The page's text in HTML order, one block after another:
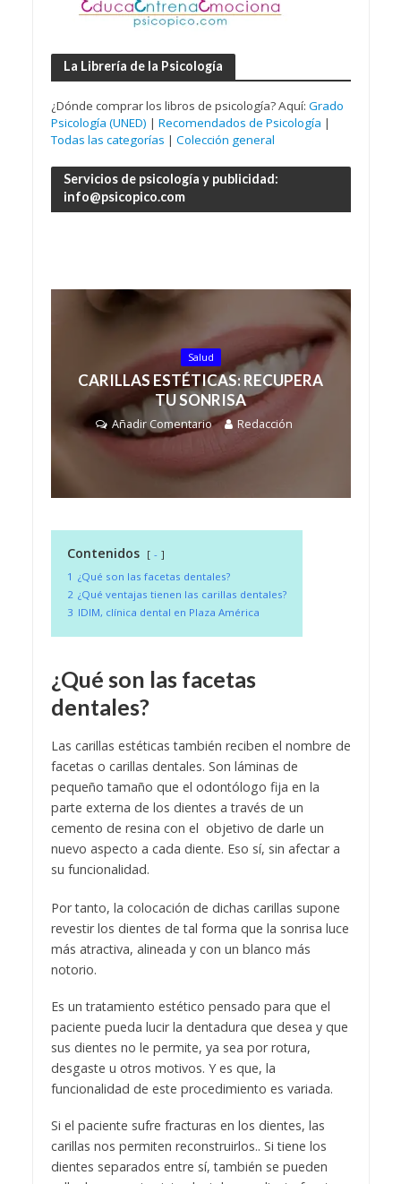
La Librería de la Psicología
¿Dónde comprar los libros de psicología? Aquí: Grado
Psicología (UNED) | Recomendados de Psicología |
Todas las categorías | Colección general
Servicios de psicología y publicidad:
info@psicopico.com
Salud
CARILLAS ESTÉTICAS: RECUPERA
TU SONRISA
Añadir Comentario Redacción
Contenidos
-
1 ¿Qué son las facetas dentales?
2 ¿Qué ventajas tienen las carillas dentales?
3 IDIM, clínica dental en Plaza América
¿Qué son las facetas
dentales?
Las carillas estéticas también reciben el nombre de
facetas o carillas dentales. Son láminas de
pequeño tamaño que el odontólogo fija en la
parte externa de los dientes a través de un
cemento de resina con el objetivo de darle un
nuevo aspecto a cada diente. Eso sí, sin afectar a
su funcionalidad.
Por tanto, la colocación de dichas carillas supone
revestir los dientes de tal forma que la sonrisa luce
más atractiva, alineada y con un blanco más
notorio.
Es un tratamiento estético pensado para que el
paciente pueda lucir la dentadura que desea y que
sus dientes no le permite, ya sea por rotura,
desgaste u otros motivos. Y es que, la
funcionalidad de este procedimiento es variada.
Si el paciente sufre fracturas en los dientes, las
carillas nos permiten reconstruirlos.. Si tiene los
dientes separados entre sí, también se pueden